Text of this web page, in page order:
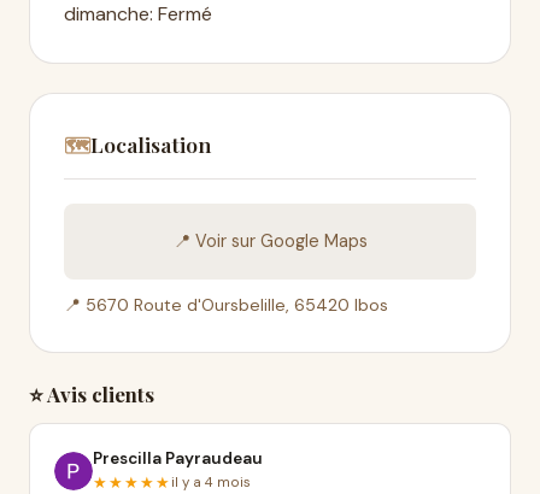
dimanche: Fermé
🗺️Localisation
📍 Voir sur Google Maps
📍 5670 Route d'Oursbelille, 65420 Ibos
⭐ Avis clients
Prescilla Payraudeau
★★★★★ il y a 4 mois